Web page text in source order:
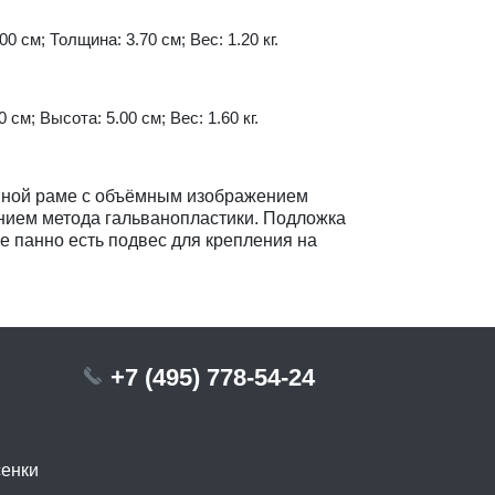
см; Толщина: 3.70 см; Вес: 1.20 кг.
Высота: 5.00 см; Вес: 1.60 кг.
раме с объёмным изображением
метода гальванопластики. Подложка
панно есть подвес для крепления на
+7 (495) 778-54-24